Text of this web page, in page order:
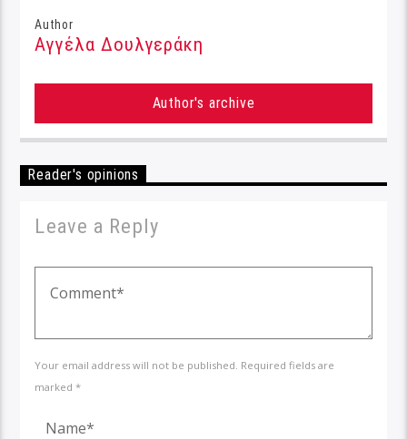
Author
Αγγέλα Δουλγεράκη
Author's archive
Reader's opinions
Leave a Reply
Your email address will not be published. Required fields are
marked *